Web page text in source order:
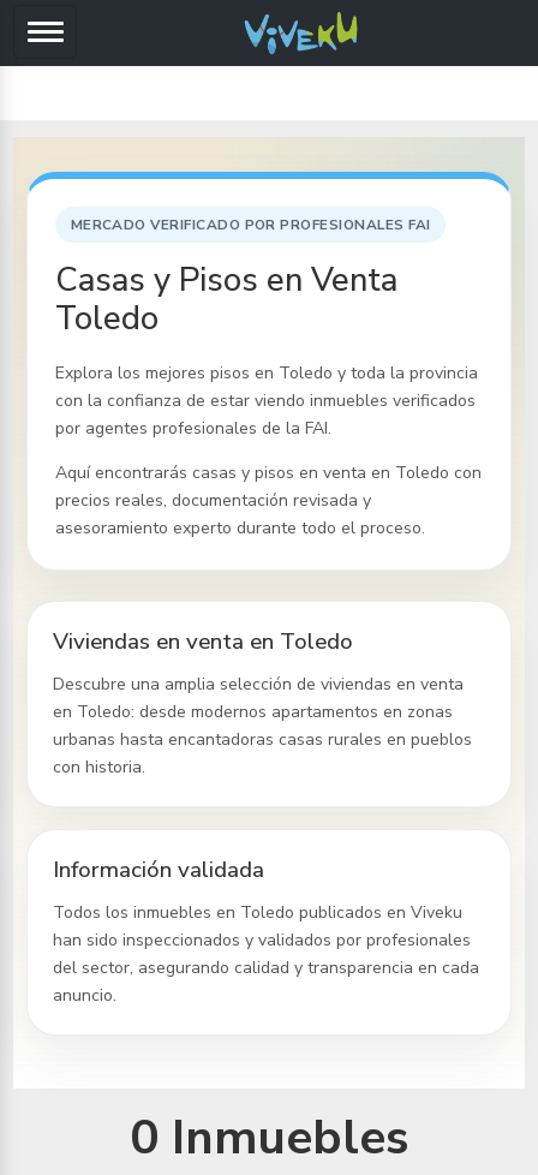
MERCADO VERIFICADO POR PROFESIONALES FAI
Casas y Pisos en Venta
Toledo
Explora los mejores pisos en Toledo y toda la provincia
con la confianza de estar viendo inmuebles verificados
por agentes profesionales de la FAI.
Aquí encontrarás casas y pisos en venta en Toledo con
precios reales, documentación revisada y
asesoramiento experto durante todo el proceso.
Viviendas en venta en Toledo
Descubre una amplia selección de viviendas en venta
en Toledo: desde modernos apartamentos en zonas
urbanas hasta encantadoras casas rurales en pueblos
con historia.
Información validada
Todos los inmueblesen Toledo publicados en Viveku
han sido inspeccionados y validados por profesionales
del sector, asegurando calidad y transparencia en cada
anuncio.
0 Inmuebles